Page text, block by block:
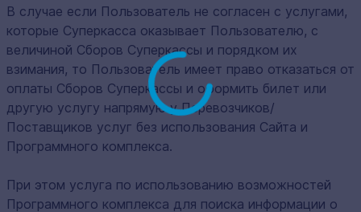
В случае если Пользователь не согласен с услугами,
которые Суперкасса оказывает Пользователю, с
величиной Сборов Суперкассы и порядком их
взимания, то Пользователь имеет право отказаться от
оплаты Сборов Суперкассы и оформить билет или
другую услугу напрямую у Перевозчиков/
Поставщиков услуг без использования Сайта и
Программного комплекса.
При этом услуга по использованию возможностей
Программного комплекса для поиска информации о